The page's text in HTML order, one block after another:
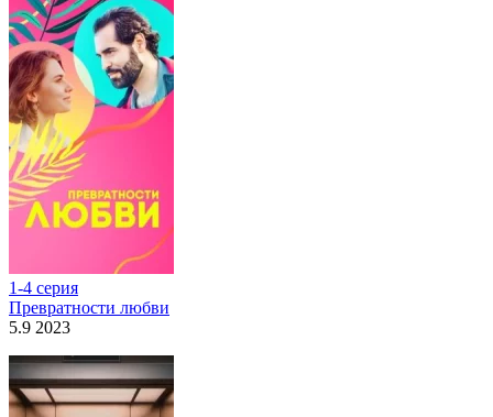
1-4 серия
Превратности любви
5.9 2023